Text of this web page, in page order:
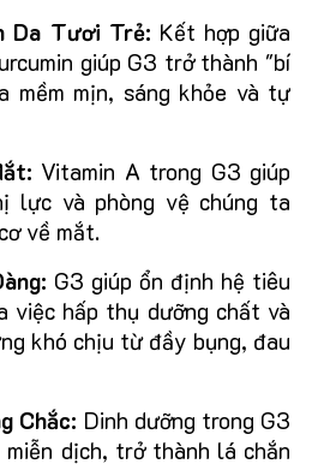
Da Tươi Trẻ: Kết hợp giữa
giúp G3 trở thành "bí
mềm mịn, sáng khỏe và tự
Vitamin A trong G3 giúp
lực và phòng vệ chúng ta
về mắt.
G3 giúp ổn định hệ tiêu
việc hấp thụ dưỡng chất và
khó chịu từ đầy bụng, đau
Chắc: Dinh dưỡng trong G3
dịch, trở thành lá chắn